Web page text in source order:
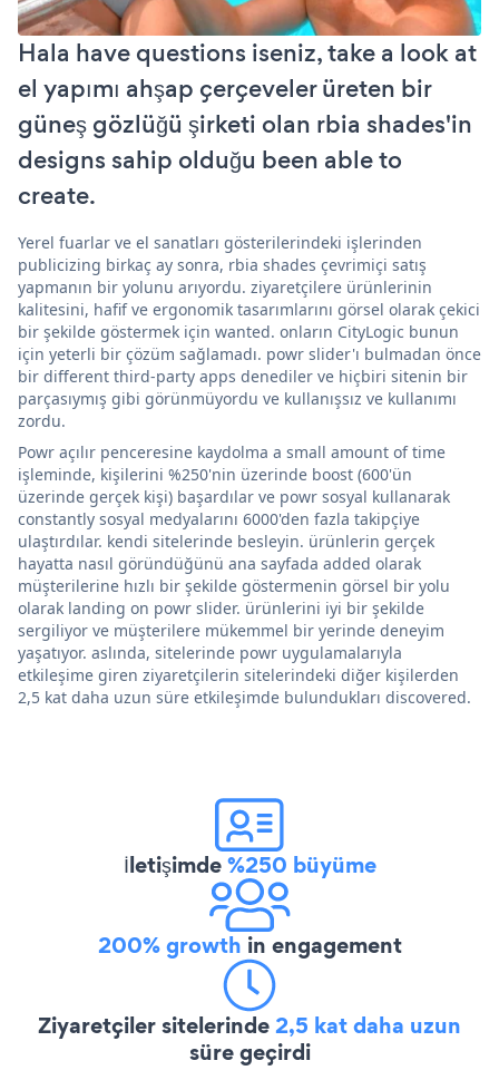
Hala have questions iseniz, take a look at
el yapımı ahşap çerçeveler üreten bir
güneş gözlüğü şirketi olan rbia shades'in
designs sahip olduğu been able to
create.
Yerel fuarlar ve el sanatları gösterilerindeki işlerinden
publicizing birkaç ay sonra, rbia shades çevrimiçi satış
yapmanın bir yolunu arıyordu. ziyaretçilere ürünlerinin
kalitesini, hafif ve ergonomik tasarımlarını görsel olarak çekici
bir şekilde göstermek için wanted. onların CityLogic bunun
için yeterli bir çözüm sağlamadı. powr slider'ı bulmadan önce
bir different third-party apps denediler ve hiçbiri sitenin bir
parçasıymış gibi görünmüyordu ve kullanışsız ve kullanımı
zordu.
Powr açılır penceresine kaydolma a small amount of time
işleminde, kişilerini %250'nin üzerinde boost (600'ün
üzerinde gerçek kişi) başardılar ve powr sosyal kullanarak
constantly sosyal medyalarını 6000'den fazla takipçiye
ulaştırdılar. kendi sitelerinde besleyin. ürünlerin gerçek
hayatta nasıl göründüğünü ana sayfada added olarak
müşterilerine hızlı bir şekilde göstermenin görsel bir yolu
olarak landing on powr slider. ürünlerini iyi bir şekilde
sergiliyor ve müşterilere mükemmel bir yerinde deneyim
yaşatıyor. aslında, sitelerinde powr uygulamalarıyla
etkileşime giren ziyaretçilerin sitelerindeki diğer kişilerden
2,5 kat daha uzun süre etkileşimde bulundukları discovered.
İletişimde%250 büyüme
200% growth in engagement
Ziyaretçiler sitelerinde2,5 kat daha uzun
süre geçirdi